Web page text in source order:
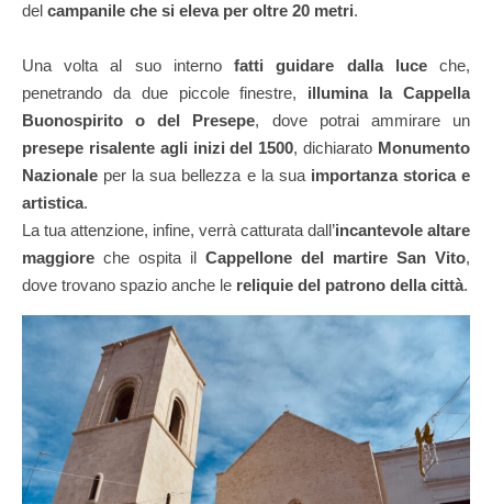
del campanile che si eleva per oltre 20 metri.
Una volta al suo internofatti guidare dalla luceche,
penetrando da due piccole finestre, illumina la Cappella
Buonospirito o del Presepe, dove potrai ammirare un
presepe risalente agli inizi del 1500, dichiarato Monumento
Nazionale per la sua bellezza e la sua importanza storica e
artistica.
La tua attenzione, infine, verrà catturata dall’incantevole altare
maggiore che ospita il Cappellone del martire San Vito,
dove trovano spazio anche le reliquie del patrono della città.